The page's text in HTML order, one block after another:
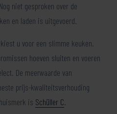
niet gesproken over de
en laden is uitgevoerd.
u voor een slimme keuken.
hoeven sluiten en voeren
De meerwaarde van
prijs-kwaliteitsverhouding
is Schüller C.